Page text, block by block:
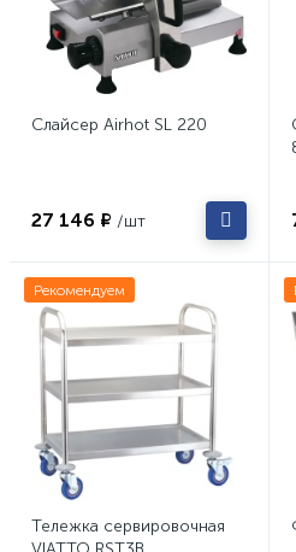
Слайсер Airhot SL 220
27 146 ₽ /шт
Рекомендуем
Тележка сервировочная